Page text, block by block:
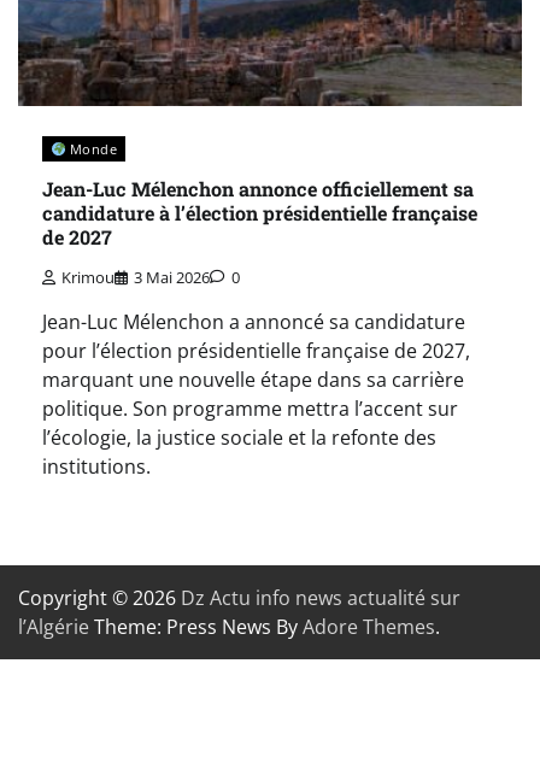
Monde
Jean-Luc Mélenchon annonce officiellement sa
candidature à l’élection présidentielle française
de 2027
Krimou 3 Mai 2026 0
Jean-Luc Mélenchon a annoncé sa candidature
pour l’élection présidentielle française de 2027,
marquant une nouvelle étape dans sa carrière
politique. Son programme mettra l’accent sur
l’écologie, la justice sociale et la refonte des
institutions.
Copyright © 2026 Dz Actu info news actualité sur
l’AlgérieTheme: Press News ByAdore Themes.